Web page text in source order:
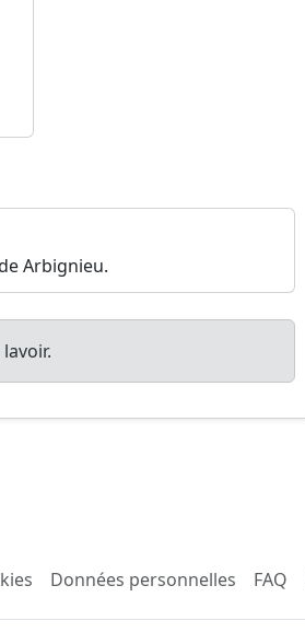
Arbignieu.
Données personnelles FAQ